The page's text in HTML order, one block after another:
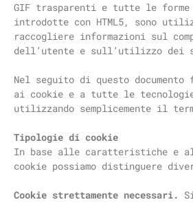
GIF trasparenti e tutte le
introdotte con HTML5, sono
raccogliere informazioni sul
dell’utente e sull’utilizzo dei
Nel seguito di questo documento
ai cookie e a tutte le
utilizzando semplicemente il
Tipologie di cookie
In base alle caratteristiche e
cookie possiamo distinguere
Cookie strettamente necessari.